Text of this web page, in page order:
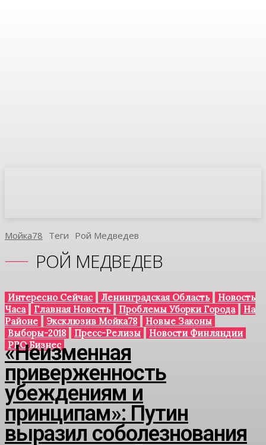
Мойка78 Теги Рой Медведев
РОЙ МЕДВЕДЕВ
Интересно Сейчас Ленинградская Область
Новость
Часа
Главная Новость Проблемы Уборки Города
На
Районе
Эксклюзив Мойка78
Новые Законы
Выборы-2018
Пресс-Релизы
Новости Финляндии
PRO Бизнес
«Неизменная
приверженность
убеждениям и
принципам»: Путин
выразил соболезнования